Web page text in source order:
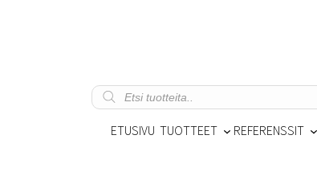
Products
search
ETUSIVU TUOTTEET REFERENSSIT